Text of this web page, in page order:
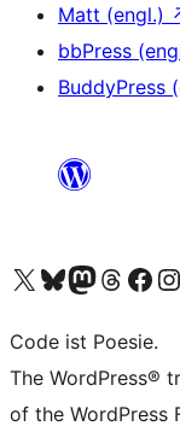
Matt (engl.)
bbPress
BuddyPress
Unser X-Konto (früher Twitter) besuchen
Unser Bluesky-Konto besuchen
Unser Mastodon-Konto
Unser Threads-
Unsere
Code ist Poesie.
The WordPress®
of the WordPress